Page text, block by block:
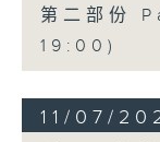
第二部份
19:00)
11/07/